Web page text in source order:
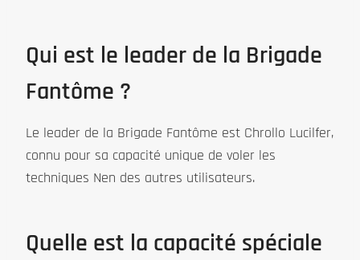
Qui est le leader de la Brigade
Fantôme ?
Le leader de la Brigade Fantôme est Chrollo Lucilfer,
connu pour sa capacité unique de voler les
techniques Nen des autres utilisateurs.
Quelle est la capacité spéciale